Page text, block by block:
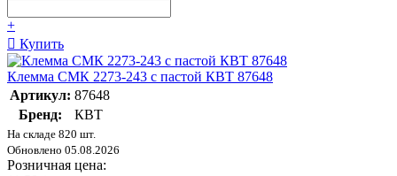
+
Купить
Клемма СМК 2273-243 с пастой КВТ 87648
Артикул: 87648
Бренд:
КВТ
На складе 820 шт.
Обновлено 05.08.2026
Розничная цена: